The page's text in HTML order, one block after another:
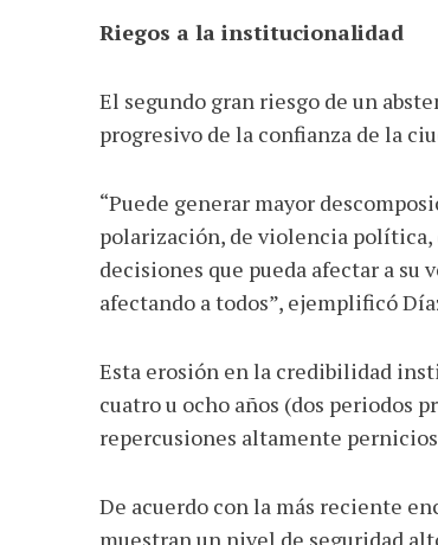
Riegos a la institucionalidad
El segundo gran riesgo de un
progresivo de la confianza de la
“Puede generar mayor
polarización, de violencia política,
decisiones que pueda afectar a
afectando a todos”, ejemplificó
Esta erosión en la credibilidad
cuatro u ocho años (dos periodos
repercusiones altamente
De acuerdo con la más reciente
muestran un nivel de seguridad